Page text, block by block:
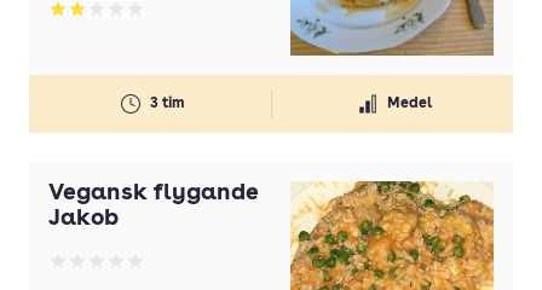
Betyg: 2 av 5
3 tim Medel
Vegansk flygande
Jakob